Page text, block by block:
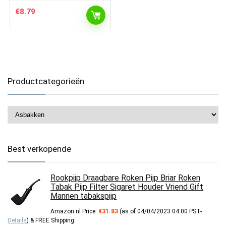
€8.79
Productcategorieën
Best verkopende
Rookpijp Draagbare Roken Pijp Briar Roken
Tabak Pijp Filter Sigaret Houder Vriend Gift
Mannen tabakspijp
Amazon.nl Price: €31.83 (as of 04/04/2023 04:00 PST-
Details) & FREE Shipping.